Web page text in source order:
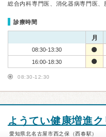
総合内科専門医、消化器病専門医
診療時間
月
08:30-13:30
16:00-18:30
08:30-12:30
ようてい健康増進ク
愛知県北名古屋市西之保（西春駅）